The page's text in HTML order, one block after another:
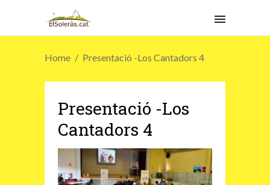
Home Presentació -Los Cantadors 4
Presentació -Los
Cantadors 4